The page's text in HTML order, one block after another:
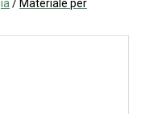
/ Materiale per